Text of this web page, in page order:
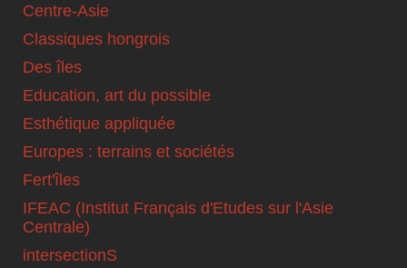
Centre-Asie
Classiques hongrois
Des îles
Education, art du possible
Esthétique appliquée
Europes : terrains et sociétés
Fert'îles
IFEAC (Institut Français d'Etudes sur l'Asie
Centrale)
intersectionS